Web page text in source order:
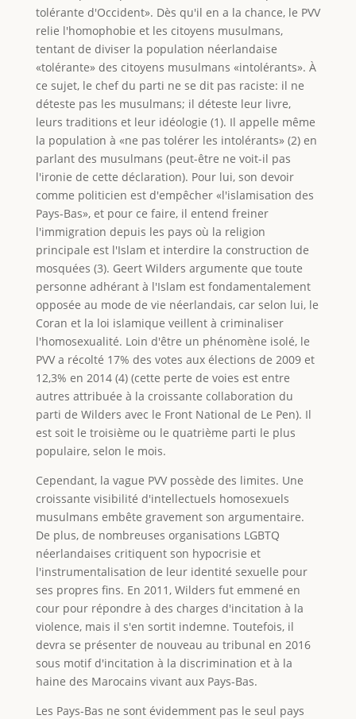
tolérante d'Occident». Dès qu'il en a la chance, le PVV
relie l'homophobie et les citoyens musulmans,
tentant de diviser la population néerlandaise
«tolérante» des citoyens musulmans «intolérants». À
ce sujet, le chef du parti ne se dit pas raciste: il ne
déteste pas les musulmans; il déteste leur livre,
leurs traditions et leur idéologie (1). Il appelle même
la population à «ne pas tolérer les intolérants» (2) en
parlant des musulmans (peut-être ne voit-il pas
l'ironie de cette déclaration). Pour lui, son devoir
comme politicien est d'empêcher «l'islamisation des
Pays-Bas», et pour ce faire, il entend freiner
l'immigration depuis les pays où la religion
principale est l'Islam et interdire la construction de
mosquées (3). Geert Wilders argumente que toute
personne adhérant à l'Islam est fondamentalement
opposée au mode de vie néerlandais, car selon lui, le
Coran et la loi islamique veillent à criminaliser
l'homosexualité. Loin d'être un phénomène isolé, le
PVV a récolté 17% des votes aux élections de 2009 et
12,3% en 2014 (4) (cette perte de voies est entre
autres attribuée à la croissante collaboration du
parti de Wilders avec le Front National de Le Pen). Il
est soit le troisième ou le quatrième parti le plus
populaire, selon le mois.
Cependant, la vague PVV possède des limites. Une
croissante visibilité d'intellectuels homosexuels
musulmans embête gravement son argumentaire.
De plus, de nombreuses organisations LGBTQ
néerlandaises critiquent son hypocrisie et
l'instrumentalisation de leur identité sexuelle pour
ses propres fins. En 2011, Wilders fut emmené en
cour pour répondre à des charges d'incitation à la
violence, mais il s'en sortit indemne. Toutefois, il
devra se présenter de nouveau au tribunal en 2016
sous motif d'incitation à la discrimination et à la
haine des Marocains vivant aux Pays-Bas.
Les Pays-Bas ne sont évidemment pas le seul pays